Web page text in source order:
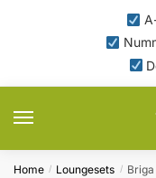
Home / Loungesets / Briga